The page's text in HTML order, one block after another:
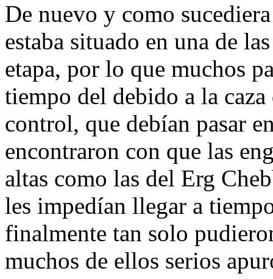
De nuevo y como
estaba situado en una de
etapa, por lo que muchos
tiempo del debido a la
control, que debían pasar
encontraron con que las
altas como las del Erg
les impedían llegar a
finalmente tan solo
muchos de ellos serios